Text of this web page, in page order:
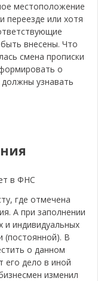
местоположение
переезде или хотя
внесены. Что
смена прописки
о
узнавать
в ФНС
где отмечена
А при заполнении
индивидуальных
(постоянной). В
о данном
его дело в иной
изменил